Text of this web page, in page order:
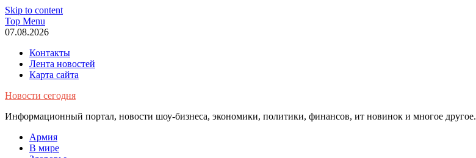
Skip to content
Top Menu
07.08.2026
Контакты
Лента новостей
Карта сайта
Новости сегодня
Информационный портал, новости шоу-бизнеса, экономики, политики, финансов, ит новинок и многое другое.
Армия
В мире